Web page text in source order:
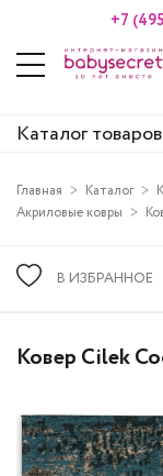
+7
Каталог товаров
Главная Каталог
Акриловые ковры
В ИЗБРАННОЕ
Ковер Cilek